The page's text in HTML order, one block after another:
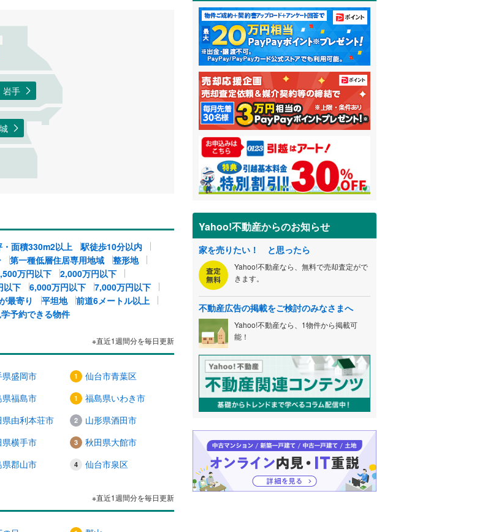
岩手
・面積330m2以上
駅徒歩10分以内
第一種低層住居専用地域
整形地
万円以下
2,000万円以下
以下 6,000万円以下
7,000万円以下
最寄り 平坦地
前道6メートル以上
学予約できる物件
※直近1週間分を毎日更新
県盛岡市
仙台市青葉区
県福島市
福島県いわき市
県由利本荘市
山形県酒田市
県横手市
秋田県大館市
県郡山市 仙台市泉区
※直近1週間分を毎日更新
Yahoo!不動産からのお知らせ
家を売りたい！ と思ったら
Yahoo!不動産なら、無料で売却査定がで
きます。
不動産広告の掲載をご検討のみなさまへ
Yahoo!不動産なら、1物件から掲載可
能！